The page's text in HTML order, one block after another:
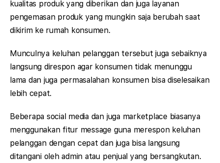
kualitas produk yang diberikan dan juga layanan
pengemasan produk yang mungkin saja berubah saat
dikirim ke rumah konsumen.
Munculnya keluhan pelanggan tersebut juga sebaiknya
langsung direspon agar konsumen tidak menunggu
lama dan juga permasalahan konsumen bisa diselesaikan
lebih cepat.
Beberapa social media dan juga marketplace biasanya
menggunakan fitur message guna merespon keluhan
pelanggan dengan cepat dan juga bisa langsung
ditangani oleh admin atau penjual yang bersangkutan.